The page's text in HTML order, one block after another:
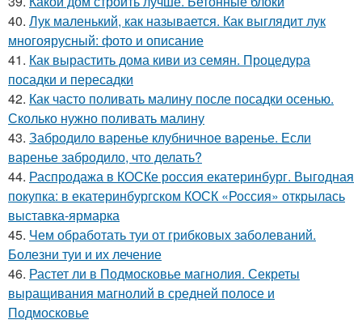
40. Лук маленький, как называется. Как выглядит лук
многоярусный: фото и описание
41. Как вырастить дома киви из семян. Процедура
посадки и пересадки
42. Как часто поливать малину после посадки осенью.
Сколько нужно поливать малину
43. Забродило варенье клубничное варенье. Если
варенье забродило, что делать?
44. Распродажа в КОСКе россия екатеринбург. Выгодная
покупка: в екатеринбургском КОСК «Россия» открылась
выставка-ярмарка
45. Чем обработать туи от грибковых заболеваний.
Болезни туи и их лечение
46. Растет ли в Подмосковье магнолия. Секреты
выращивания магнолий в средней полосе и
Подмосковье